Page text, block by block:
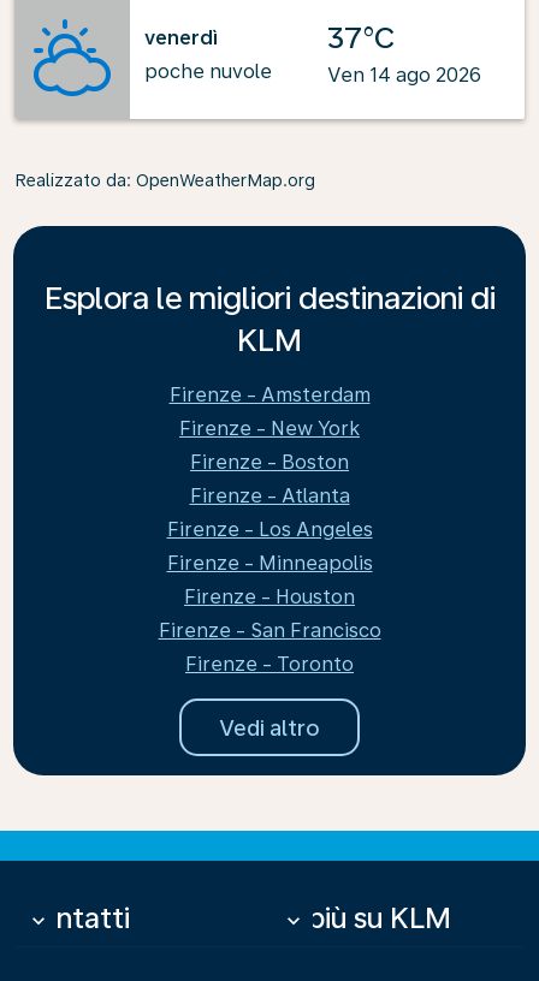
venerdì
poche nuvole
37°C
Ven 14 ago 2026
Realizzato da: OpenWeatherMap.org
Esplora le migliori destinazioni di
KLM
Firenze - Amsterdam
Firenze - New York
Firenze - Boston
Firenze - Atlanta
Firenze - Los Angeles
Firenze - Minneapolis
Firenze - Houston
Firenze - San Francisco
Firenze - Toronto
Vedi altro
Contatti
keyboard_arrow_down Di più su KLM
keyboard_arrow_down